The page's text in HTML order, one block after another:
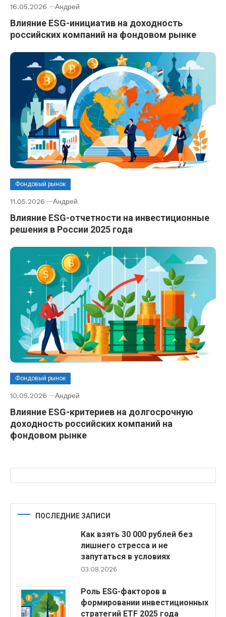
16.05.2026 Андрей
Влияние ESG-инициатив на доходность
российских компаний на фондовом рынке
Фондовый рынок
11.05.2026 Андрей
Влияние ESG-отчетности на инвестиционные
решения в России 2025 года
Фондовый рынок
10.05.2026 Андрей
Влияние ESG-критериев на долгосрочную
доходность российских компаний на
фондовом рынке
ПОСЛЕДНИЕ ЗАПИСИ
Как взять 30 000 рублей без
лишнего стресса и не
запутаться в условиях
03.08.2026
Роль ESG-факторов в
формировании инвестиционных
стратегий ETF 2025 года